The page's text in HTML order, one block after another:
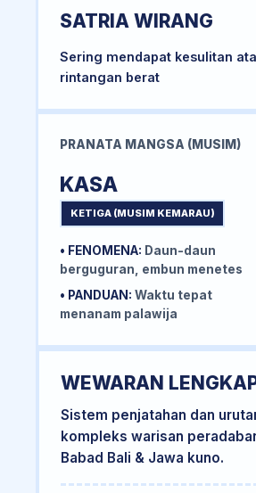
SATRIA WIRANG
Sering mendapat kesulitan
rintangan berat
PRANATA MANGSA (MUSIM)
KASA
KETIGA (MUSIM KEMARAU)
• FENOMENA: Daun-daun
berguguran, embun menetes
• PANDUAN: Waktu tepat
menanam palawija
WEWARAN
Sistem penjatahan dan
kompleks warisan
Babad Bali & Jawa kuno.